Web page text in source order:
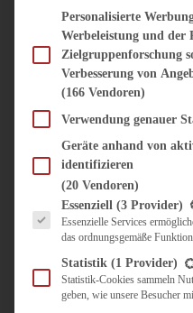
ÜBER MICH
Personalisierte
Werbeleistung und der
Zielgruppenforschung
Verbesserung von
(166 Vendoren)
Verwendung genauer
Geräte anhand von
identifizieren
(20 Vendoren)
Es folgt eine Liste der Service-
Essenziell (3 Provider)
Essenzielle Services
das ordnungsgemäße
Statistik (1 Provider)
Statistik-Cookies sammeln
geben, wie unsere Besucher